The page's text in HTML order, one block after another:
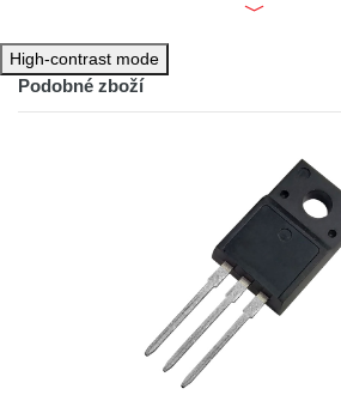
High-contrast mode
Podobné zboží